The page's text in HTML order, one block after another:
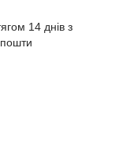
14 днів з